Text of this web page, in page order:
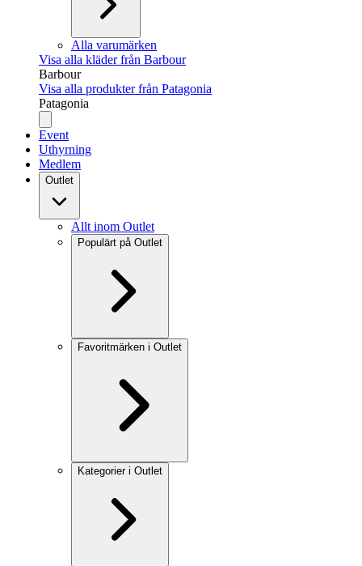
Alla varumärken
Visa alla kläder från Barbour
Barbour
Visa alla produkter från Patagonia
Patagonia
Event
Uthyrning
Medlem
Outlet
Allt inom Outlet
Populärt på Outlet
Favoritmärken i Outlet
Kategorier i Outlet